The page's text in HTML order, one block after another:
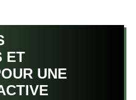
ET
UNE